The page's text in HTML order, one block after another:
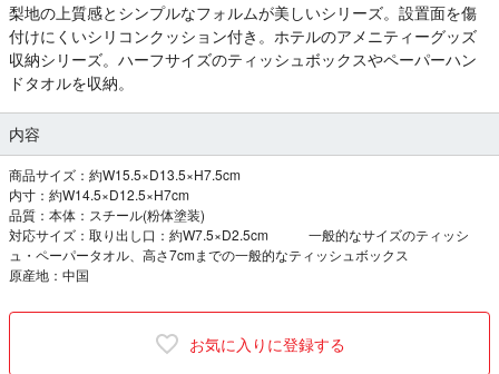
梨地の上質感とシンプルなフォルムが美しいシリーズ。設置面を傷
付けにくいシリコンクッション付き。ホテルのアメニティーグッズ
収納シリーズ。ハーフサイズのティッシュボックスやペーパーハン
ドタオルを収納。
内容
商品サイズ：約W15.5×D13.5×H7.5cm
内寸：約W14.5×D12.5×H7cm
品質：本体：スチール(粉体塗装)
対応サイズ：取り出し口：約W7.5×D2.5cm 一般的なサイズのティッシ
ュ・ペーパータオル、高さ7cmまでの一般的なティッシュボックス
原産地：中国
お気に入りに登録する